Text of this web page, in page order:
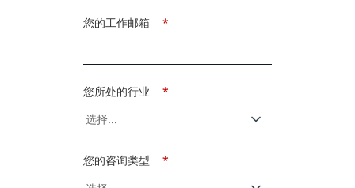
*
您的工作邮箱
*
您所处的行业
*
您的咨询类型